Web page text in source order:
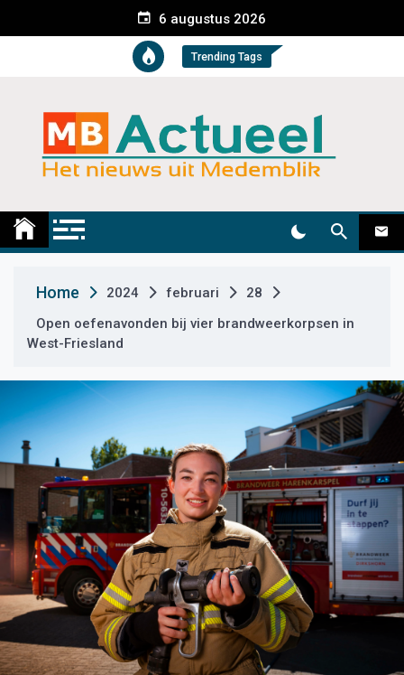
e
t
6 augustus 2026
Trending Tags
Medemblik Actueel
Home 2024 februari
28
Open oefenavonden bij vier brandweerkorpsen in
West-Friesland